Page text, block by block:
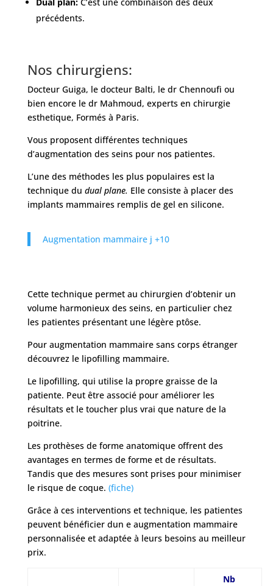
précédents.
Nos chirurgiens:
Docteur Guiga, le docteur Balti, le dr Chennoufi ou
bien encore le dr Mahmoud, experts en chirurgie
esthetique, Formés à Paris.
Vous proposent différentes techniques
d’augmentation des seins pour nos patientes.
L’une des méthodes les plus populaires est la
technique du dual plane. Elle consiste à placer des
implants mammaires remplis de gel en silicone.
Augmentation mammaire j +10
Cette technique permet au chirurgien d’obtenir un
volume harmonieux des seins, en particulier chez
les patientes présentant une légère ptôse.
Pour augmentation mammaire sans corps étranger
découvrez le lipofilling mammaire.
Le lipofilling, qui utilise la propre graisse de la
patiente. Peut être associé pour améliorer les
résultats et le toucher plus vrai que nature de la
poitrine.
Les prothèses de forme anatomique offrent des
avantages en termes de forme et de résultats.
Tandis que des mesures sont prises pour minimiser
le risque de coque. (fiche)
Grâce à ces interventions et technique, les patientes
peuvent bénéficier dun e augmentation mammaire
personnalisée et adaptée à leurs besoins au meilleur
prix.
Nb